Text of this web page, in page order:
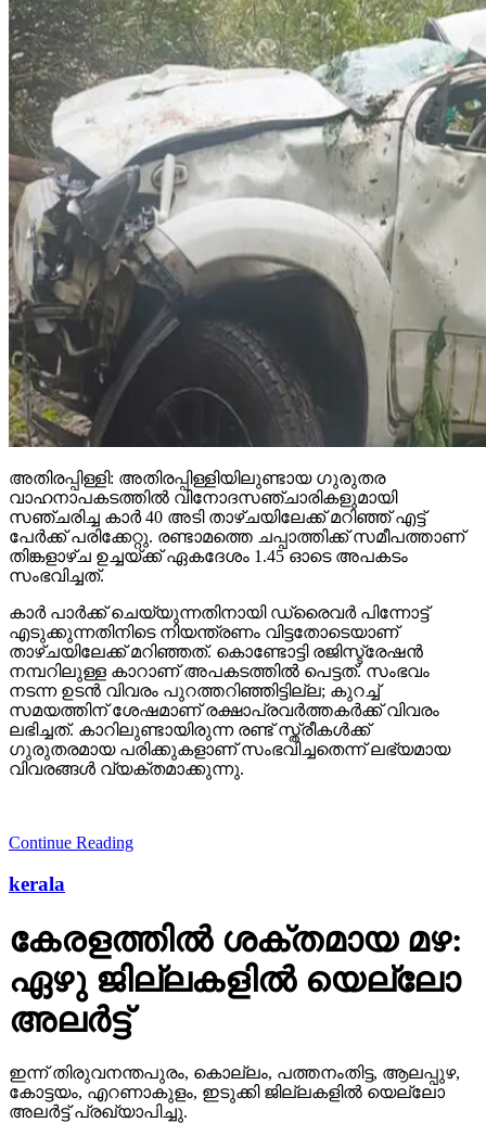
അതിരപ്പിള്ളി: അതിരപ്പിള്ളിയിലുണ്ടായ ഗുരുതര
വാഹനാപകടത്തില്‍ വിനോദസഞ്ചാരികളുമായി
സഞ്ചരിച്ച കാര്‍ 40 അടി താഴ്ചയിലേക്ക് മറിഞ്ഞ് എട്ട്
പേര്‍ക്ക് പരിക്കേറ്റു. രണ്ടാമത്തെ ചപ്പാത്തിക്ക് സമീപത്താണ്
തിങ്കളാഴ്ച ഉച്ചയ്ക്ക് ഏകദേശം 1.45 ഓടെ അപകടം
സംഭവിച്ചത്.
കാര്‍ പാര്‍ക്ക് ചെയ്യുന്നതിനായി ഡ്രൈവര്‍ പിന്നോട്ട്
എടുക്കുന്നതിനിടെ നിയന്ത്രണം വിട്ടതോടെയാണ്
താഴ്ചയിലേക്ക് മറിഞ്ഞത്. കൊണ്ടോട്ടി രജിസ്ട്രേഷന്‍
നമ്പറിലുള്ള കാറാണ് അപകടത്തില്‍ പെട്ടത്. സംഭവം
നടന്ന ഉടന്‍ വിവരം പുറത്തറിഞ്ഞിട്ടില്ല; കുറച്ച്
സമയത്തിന് ശേഷമാണ് രക്ഷാപ്രവര്‍ത്തകര്‍ക്ക് വിവരം
ലഭിച്ചത്. കാറിലുണ്ടായിരുന്ന രണ്ട് സ്ത്രീകള്‍ക്ക്
ഗുരുതരമായ പരിക്കുകളാണ് സംഭവിച്ചതെന്ന് ലഭ്യമായ
വിവരങ്ങള്‍ വ്യക്തമാക്കുന്നു.
Continue Reading
kerala
കേരളത്തില്‍ ശക്തമായ മഴ:
ഏഴു ജില്ലകളില്‍ യെല്ലോ
അലര്‍ട്ട്
ഇന്ന് തിരുവനന്തപുരം, കൊല്ലം, പത്തനംതിട്ട, ആലപ്പുഴ,
കോട്ടയം, എറണാകുളം, ഇടുക്കി ജില്ലകളില്‍ യെല്ലോ
അലര്‍ട്ട് പ്രഖ്യാപിച്ചു.